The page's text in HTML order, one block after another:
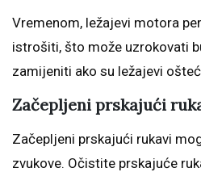
Vremenom, ležajevi motora
istrošiti, što može uzrokovati
zamijeniti ako su ležajevi
Začepljeni prskajući
Začepljeni prskajući rukavi
zvukove. Očistite prskajuće